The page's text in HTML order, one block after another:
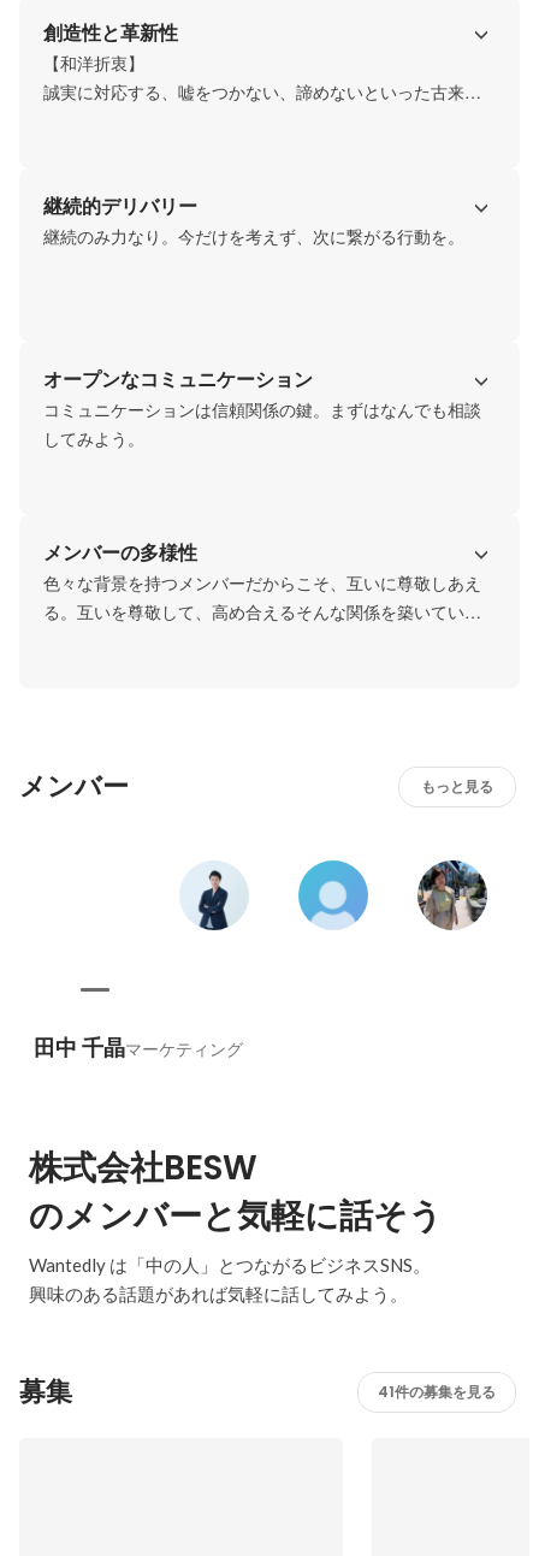
創造性と革新性
【和洋折衷】
誠実に対応する、嘘をつかない、諦めないといった古来か
継続的デリバリー
継続のみ力なり。今だけを考えず、次に繋がる行動を。
オープンなコミュニケーション
コミュニケーションは信頼関係の鍵。まずはなんでも相談
してみよう。
メンバーの多様性
色々な背景を持つメンバーだからこそ、互いに尊敬しあえ
る。互いを尊敬して、高め合えるそんな関係を築いていき
メンバー もっと見る
田中 千晶マーケティング
株式会社BESW
のメンバーと気軽に話そう
Wantedly は「中の人」とつながるビジネスSNS。
興味のある話題があれば気軽に話してみよう。
募集 41件の募集を見る